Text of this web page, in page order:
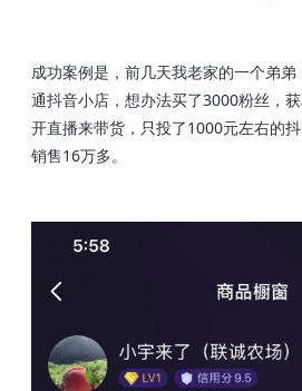
成功案例是，前几天我老家的一个弟
通抖音小店，想办法买了3000粉丝，
开直播来带货，只投了1000元左右的
销售16万多。